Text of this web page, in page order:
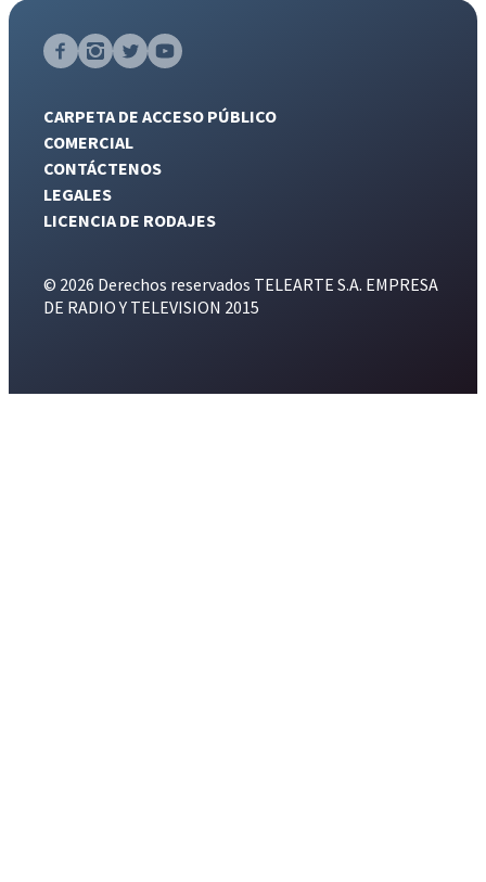
CARPETA DE ACCESO PÚBLICO
COMERCIAL
CONTÁCTENOS
LEGALES
LICENCIA DE RODAJES
© 2026 Derechos reservados TELEARTE S.A. EMPRESA
DE RADIO Y TELEVISION 2015